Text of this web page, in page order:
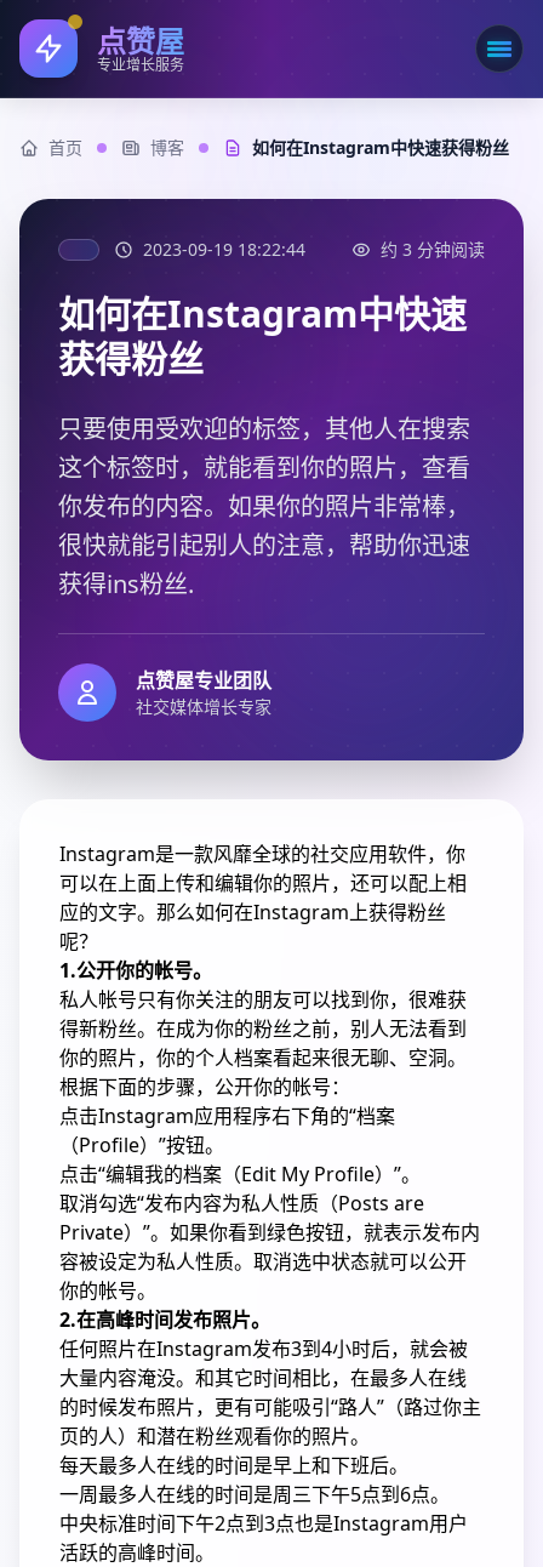
点赞屋
专业增长服务 打开
首页 博客 如何在Instagram中快速获得粉丝
2023-09-19 18:22:44 约 3 分钟阅读
如何在Instagram中快速
获得粉丝
只要使用受欢迎的标签，其他人在搜索
这个标签时，就能看到你的照片，查看
你发布的内容。如果你的照片非常棒，
很快就能引起别人的注意，帮助你迅速
获得ins粉丝.
点赞屋专业团队
社交媒体增长专家
Instagram是一款风靡全球的社交应用软件，你
可以在上面上传和编辑你的照片，还可以配上相
应的文字。那么如何在Instagram上获得粉丝
呢？
1.公开你的帐号。
私人帐号只有你关注的朋友可以找到你，很难获
得新粉丝。在成为你的粉丝之前，别人无法看到
你的照片，你的个人档案看起来很无聊、空洞。
根据下面的步骤，公开你的帐号：
点击Instagram应用程序右下角的“档案
（Profile）”按钮。
点击“编辑我的档案（Edit My Profile）”。
取消勾选“发布内容为私人性质（Posts are
Private）”。如果你看到绿色按钮，就表示发布内
容被设定为私人性质。取消选中状态就可以公开
你的帐号。
2.在高峰时间发布照片。
任何照片在Instagram发布3到4小时后，就会被
大量内容淹没。和其它时间相比，在最多人在线
的时候发布照片，更有可能吸引“路人”（路过你主
页的人）和潜在粉丝观看你的照片。
每天最多人在线的时间是早上和下班后。
一周最多人在线的时间是周三下午5点到6点。
中央标准时间下午2点到3点也是Instagram用户
活跃的高峰时间。